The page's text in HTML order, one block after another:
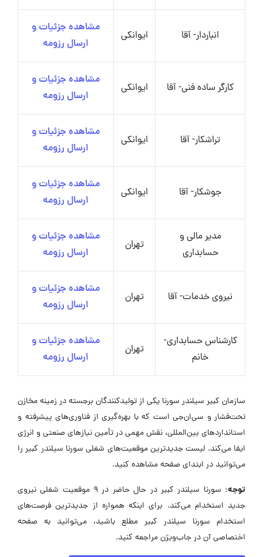
انباردار- آقا ایوانکی
مشاهده جزئیات و
ارسال رزومه
کارگر ساده فنی- آقا ایوانکی
مشاهده جزئیات و
ارسال رزومه
تراشکار- آقا ایوانکی
مشاهده جزئیات و
ارسال رزومه
جوشکار- آقا ایوانکی
مشاهده جزئیات و
ارسال رزومه
مدیر مالی و
حسابداری
تهران
مشاهده جزئیات و
ارسال رزومه
نیروی خدمات- آقا تهران
مشاهده جزئیات و
ارسال رزومه
کارشناس حسابداری-
خانم
تهران
مشاهده جزئیات و
ارسال رزومه
سازمان کبیر سیلندر سورنا یکی از تولیدکنندگان برجسته در زمینه مخازن
تحت‌فشار و سی‌ان‌جی است که با بهره‌گیری از فناوری‌های پیشرفته و
استانداردهای بین‌المللی، نقش مهمی در تأمین نیازهای صنعتی و انرژی
ایفا می‌کند. لیست جدیدترین موقعیت‌های شغلی سورنا سیلندر کبیر را
می‌توانید در ابتدای صفحه مشاهده کنید.
توجه:
سورنا سیلندر کبیر در حال حاضر در ۹ موقعیت شغلی نیروی
جدید استخدام می‌کند. برای اینکه همواره از جدیدترین فرصت‌های
استخدام سورنا سیلندر کبیر مطلع باشید، می‌توانید به صفحه
اختصاصی آن در جاب‌ویژن مراجعه کنید.